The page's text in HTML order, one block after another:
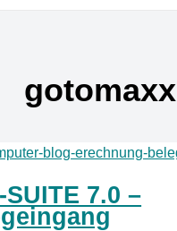
gotomaxx
SUITE 7.0 –